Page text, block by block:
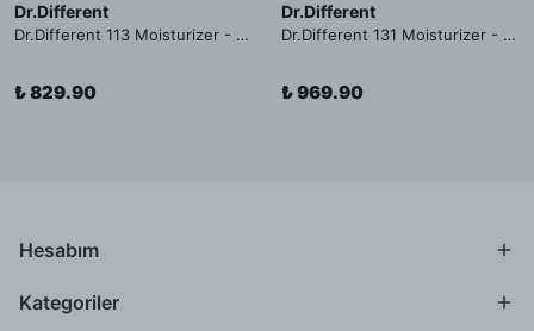
Dr.Different
Dr.Different 113 Moisturizer - Yağlı ve Hassas Cilt Tipleri İçin Yağ Asidi İçerikli Nemlendirici Krem
₺ 829.90
Dr.Different
Dr.Different 131 Moisturizer - Yaşlanma ve Kırışıklık Karşıtı Kolesterol İçerikli Nemlendirici Krem
₺ 969.90
Hesabım
Kategoriler